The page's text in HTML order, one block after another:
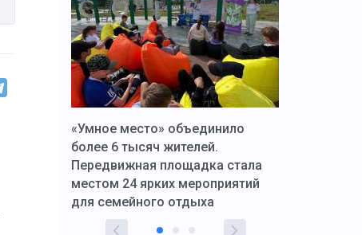
«Умное место» объединило
более 6 тысяч жителей.
Передвижная площадка стала
местом 24 ярких мероприятий
для семейного отдыха